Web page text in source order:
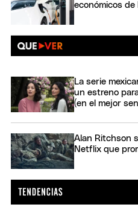
económicos
La serie
un estreno
(en el mejor
Alan Ritchson
Netflix que